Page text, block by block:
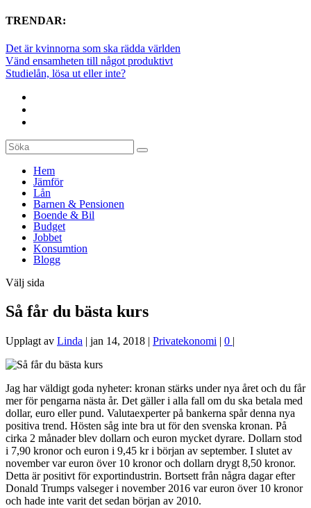
TRENDAR:
Det är kvinnorna som ska rädda världen
Vänd ensamheten till något produktivt
Studielån, lösa ut eller inte?
Hem
Jämför
Lån
Barnen & Pensionen
Boende & Bil
Budget
Jobbet
Konsumtion
Blogg
Välj sida
Så får du bästa kurs
Upplagt av Linda | jan 14, 2018 | Privatekonomi | 0 |
Jag har väldigt goda nyheter: kronan stärks under nya året och du får
mer för pengarna nästa år. Det gäller i alla fall om du ska betala med
dollar, euro eller pund. Valutaexperter på bankerna spår denna nya
positiva trend. Hösten såg inte bra ut för den svenska kronan. På
cirka 2 månader blev dollarn och euron mycket dyrare. Dollarn stod
i 7,90 kronor och euron i 9,45 kr i början av september. I slutet av
november var euron över 10 kronor och dollarn drygt 8,50 kronor.
Detta är positivt för exportindustrin. Bortsett från några dagar efter
Donald Trumps valseger i november 2016 var euron över 10 kronor
och hade inte varit det sedan början av 2010.